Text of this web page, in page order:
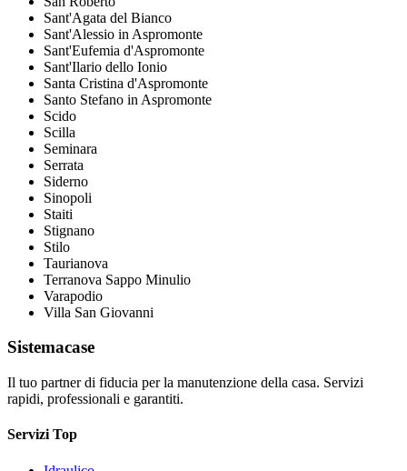
Sant'Agata del Bianco
Sant'Alessio in Aspromonte
Sant'Eufemia d'Aspromonte
Sant'Ilario dello Ionio
Santa Cristina d'Aspromonte
Santo Stefano in Aspromonte
Scido
Scilla
Seminara
Serrata
Siderno
Sinopoli
Staiti
Stignano
Stilo
Taurianova
Terranova Sappo Minulio
Varapodio
Villa San Giovanni
Sistemacase
Il tuo partner di fiducia per la manutenzione della casa. Servizi
rapidi, professionali e garantiti.
Servizi Top